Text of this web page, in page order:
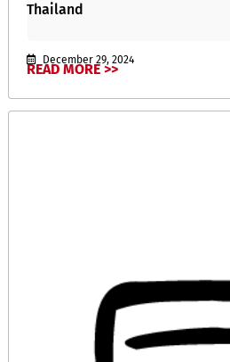
Thailand
December 29, 2024
READ MORE >>